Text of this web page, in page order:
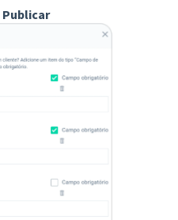
Publicar